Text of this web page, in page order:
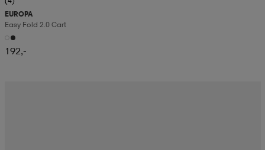
EUROPA
Easy Fold 2.0 Cart
192,-